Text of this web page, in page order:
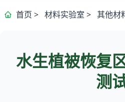
首页 > 材料实验室 > 其他材
水生植被恢复
测